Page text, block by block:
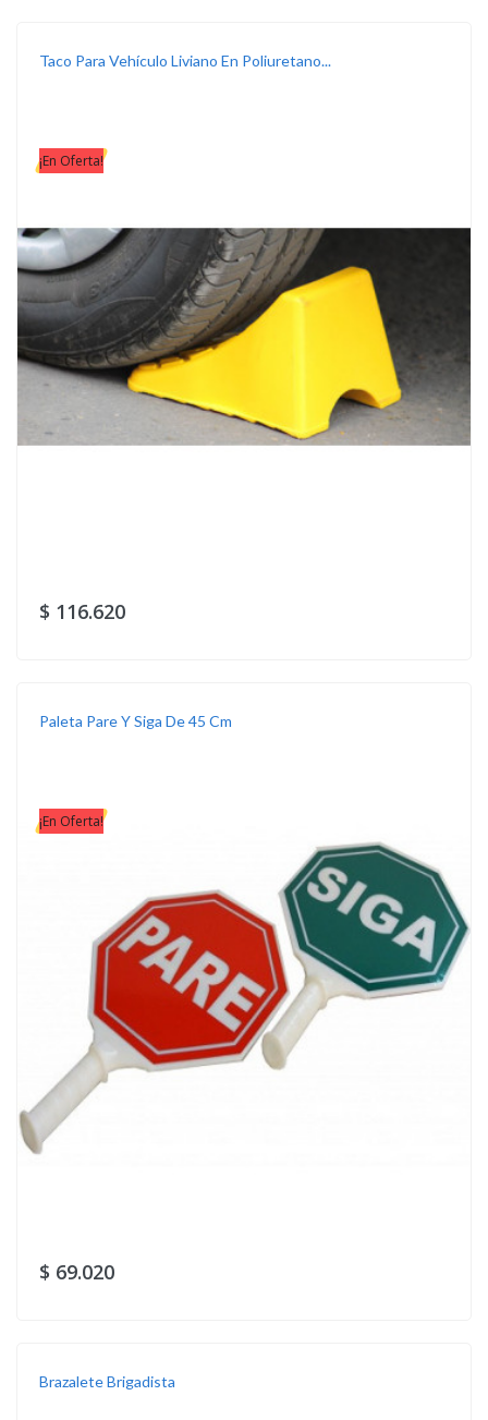
Taco Para Vehículo Liviano En Poliuretano...
¡En Oferta!
$ 116.620
Paleta Pare Y Siga De 45 Cm
¡En Oferta!
$ 69.020
Brazalete Brigadista